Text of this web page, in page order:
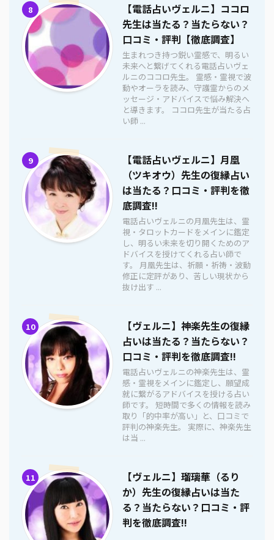
8
【電話占いヴェルニ】ココロ
先生は当たる？当たらない？
口コミ・評判【徹底調査】
生まれつき持つ鋭い霊感で、明るい
未来へと繋げてくれる電話占いヴェ
ルニのココロ先生。 霊感・霊視で波
動やオーラを読み、守護霊からのメ
ッセージ・アドバイスで悩み解決へ
と導きます。 ココロ先生が当たる占
い師 ...
9
【電話占いヴェルニ】月凰
（ツキオウ）先生の復縁占い
は当たる？口コミ・評判を徹
底調査!!
電話占いヴェルニの月凰先生は、霊
視・タロットカードをメインに鑑定
し、明るい未来を切り開くためのア
ドバイスを授けてくれる占い師で
す。 月凰先生は、祈願・祈祷・波動
修正に定評があり、苦しい現状から
抜け出す ...
10
【ヴェルニ】神楽先生の復縁
占いは当たる？当たらない？
口コミ・評判を徹底調査!!
電話占いヴェルニの神楽先生は、霊
感・霊視をメインに鑑定し、願望成
就に繋がるアドバイスを授ける占い
師です。 短時間で多くの情報を読み
取り「的中率が高い」と、口コミで
評判の神楽先生。 実際に、神楽先生
は当 ...
11
【ヴェルニ】瑠璃華（るり
か）先生の復縁占いは当た
る？当たらない？口コミ・評
判を徹底調査!!